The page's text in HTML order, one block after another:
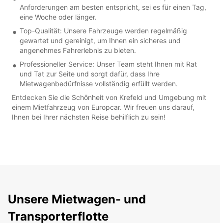
Anforderungen am besten entspricht, sei es für einen Tag,
eine Woche oder länger.
Top-Qualität: Unsere Fahrzeuge werden regelmäßig
gewartet und gereinigt, um Ihnen ein sicheres und
angenehmes Fahrerlebnis zu bieten.
Professioneller Service: Unser Team steht Ihnen mit Rat
und Tat zur Seite und sorgt dafür, dass Ihre
Mietwagenbedürfnisse vollständig erfüllt werden.
Entdecken Sie die Schönheit von Krefeld und Umgebung mit
einem Mietfahrzeug von Europcar. Wir freuen uns darauf,
Ihnen bei Ihrer nächsten Reise behilflich zu sein!
Unsere Mietwagen- und
Transporterflotte